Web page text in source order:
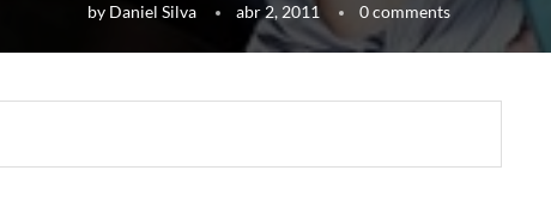
by Daniel Silva abr 2, 2011 0 comments